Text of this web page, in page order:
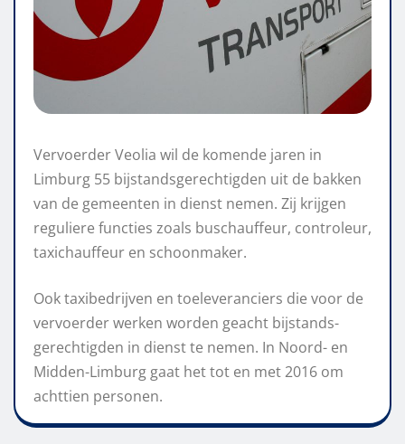
Vervoerder Veolia wil de komende jaren in
Limburg 55 bijstandsgerechtigden uit de bakken
van de gemeenten in dienst nemen. Zij krijgen
reguliere functies zoals buschauffeur, controleur,
taxichauffeur en schoonmaker.
Ook taxibedrijven en toeleveranciers die voor de
vervoerder werken worden geacht bijstands-
gerechtigden in dienst te nemen. In Noord- en
Midden-Limburg gaat het tot en met 2016 om
achttien personen.